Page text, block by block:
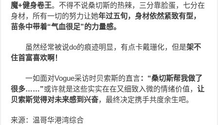
魔+健身卷王。不得不说桑切斯的热辣，三分靠脸蛋，七分在
身材，所有一切的努力让她年过五旬，身材依然紧致有型，
苗条中带着“气血很足”的力量感。
虽然经常被说do的痕迹明显，有点卡戴珊化，但是架不
住首富喜欢啊！
一如面对Vogue采访时贝索斯的直言：“桑切斯帮我做了
很多……”或许就是这些实实在在又细致入微的情绪价值，让
贝索斯觉得对未来感到兴奋，最终决定携手共度余生吧。
来源：温哥华港湾综合